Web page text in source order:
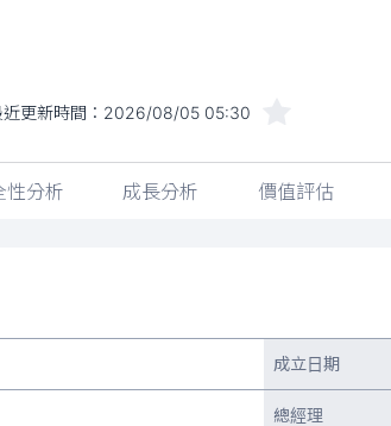
更新時間： 2026/08/05 05:30
性分析 成長分析 價值評估
成立日期
總經理